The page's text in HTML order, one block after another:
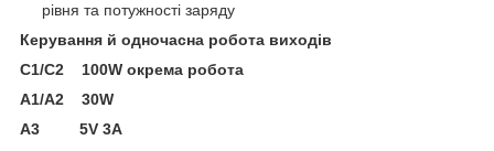
рівня та потужності заряду
Керування й одночасна робота виходів
С1/С2 100W окрема робота
А1/А2 30W
A3 5V 3A